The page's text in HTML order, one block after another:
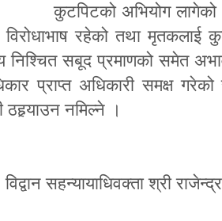
कुटपिटको अभियोग लागेको
विरोधाभाष रहेको तथा मृतकलाई
निश्चित सबूद प्रमाणको समेत
प्राप्त अधिकारी समक्ष
ठहयाउन नमिल्ने ।
विद्वान सहन्यायाधिवक्ता श्री